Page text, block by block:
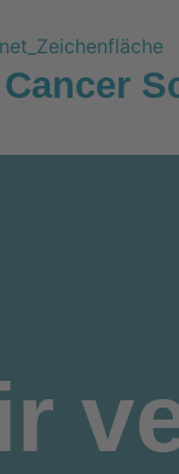
Cancer